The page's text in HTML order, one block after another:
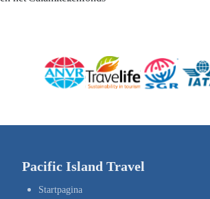
Pacific Island Travel
Startpagina